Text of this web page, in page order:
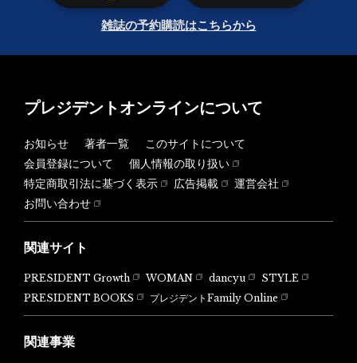
雑誌の予約購読はこちらから
プレジデントオンラインについて
お知らせ 著者一覧
このサイトについて
会員登録について
個人情報の取り扱い
特定商取引法に基づく表示
広告掲載
運営会社
お問い合わせ
関連サイト
PRESIDENT Growth WOMAN dancyu
STYLE
PRESIDENT BOOKS
プレジデントFamily Online
関連事業